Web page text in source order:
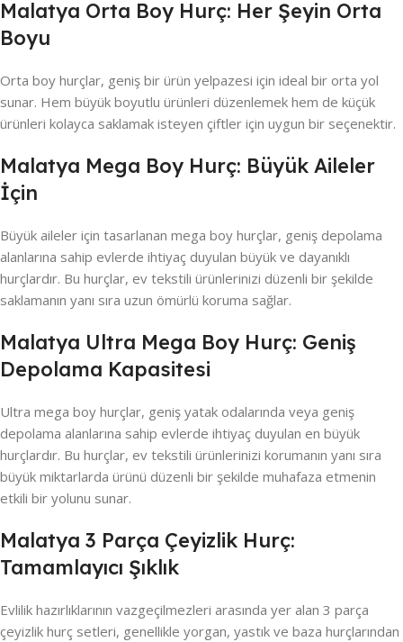
Malatya Orta Boy Hurç: Her Şeyin Orta
Boyu
Orta boy hurçlar, geniş bir ürün yelpazesi için ideal bir orta yol
sunar. Hem büyük boyutlu ürünleri düzenlemek hem de küçük
ürünleri kolayca saklamak isteyen çiftler için uygun bir seçenektir.
Malatya Mega Boy Hurç: Büyük Aileler
İçin
Büyük aileler için tasarlanan mega boy hurçlar, geniş depolama
alanlarına sahip evlerde ihtiyaç duyulan büyük ve dayanıklı
hurçlardır. Bu hurçlar, ev tekstili ürünlerinizi düzenli bir şekilde
saklamanın yanı sıra uzun ömürlü koruma sağlar.
Malatya Ultra Mega Boy Hurç: Geniş
Depolama Kapasitesi
Ultra mega boy hurçlar, geniş yatak odalarında veya geniş
depolama alanlarına sahip evlerde ihtiyaç duyulan en büyük
hurçlardır. Bu hurçlar, ev tekstili ürünlerinizi korumanın yanı sıra
büyük miktarlarda ürünü düzenli bir şekilde muhafaza etmenin
etkili bir yolunu sunar.
Malatya 3 Parça Çeyizlik Hurç:
Tamamlayıcı Şıklık
Evlilik hazırlıklarının vazgeçilmezleri arasında yer alan 3 parça
çeyizlik hurç setleri, genellikle yorgan, yastık ve baza hurçlarından